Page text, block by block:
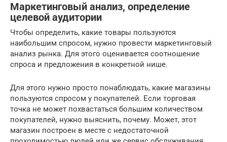
Маркетинговый анализ, определение
целевой аудитории
Чтобы определить, какие товары пользуются
наибольшим спросом, нужно провести маркетинговый
анализ рынка. Для этого оценивается соотношение
спроса и предложения в конкретной нише.
Для этого нужно просто понаблюдать, какие магазины
пользуются спросом у покупателей. Если торговая
точка не может похвастаться большим количеством
покупателей, нужно выяснить, почему. Может, этот
магазин построен в месте с недостаточной